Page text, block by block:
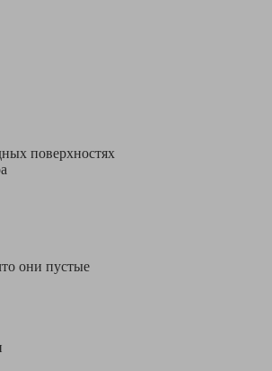
поверхностях
они пустые